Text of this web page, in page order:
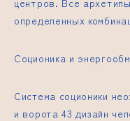
центров. Все
определенных
Соционика и
Система соционики
и ворота 43 дизайн